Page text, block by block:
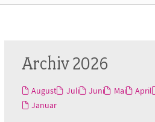
Archiv 2026
August Juli Juni Mai April
Januar